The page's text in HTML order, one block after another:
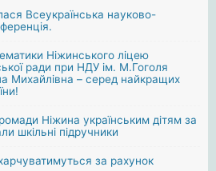
Всеукраїнська науково-
Ніжинського ліцею
ради при НДУ ім. М.Гоголя
Михайлівна – серед найкращих
Ніжина українським дітям за
шкільні підручники
за рахунок